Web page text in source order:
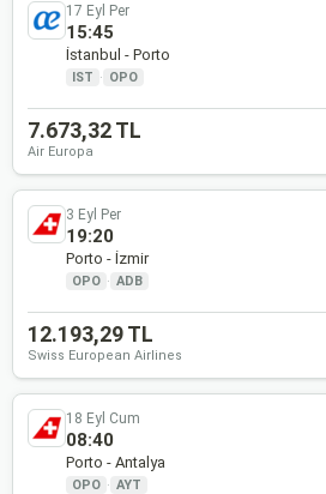
17 Eyl Per
15:45
İstanbul - Porto
IST · OPO
7.673,32 TL
Air Europa
3 Eyl Per
19:20
Porto - İzmir
OPO · ADB
12.193,29 TL
Swiss European Airlines
18 Eyl Cum
08:40
Porto - Antalya
OPO · AYT